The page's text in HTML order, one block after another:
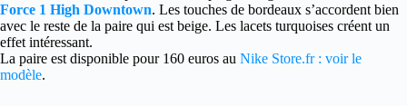
Force 1 High Downtown. Les touches de bordeaux s’accordent bien
avec le reste de la paire qui est beige. Les lacets turquoises créent un
effet intéressant.
La paire est disponible pour 160 euros au Nike Store.fr : voir le
modèle.